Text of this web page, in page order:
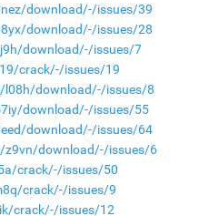
download/-/issues/39
download/-/issues/28
download/-/issues/7
crack/-/issues/19
l08h/download/-/issues/8
download/-/issues/55
download/-/issues/64
z9vn/download/-/issues/6
crack/-/issues/50
crack/-/issues/9
crack/-/issues/12